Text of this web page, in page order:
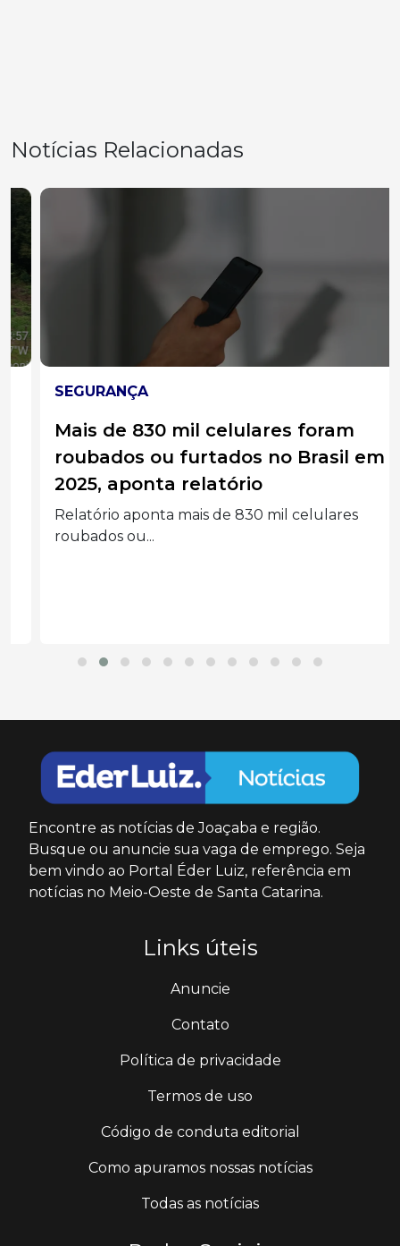
Notícias Relacionadas
SEGURANÇA
Mais de 830 mil celulares foram
roubados ou furtados no Brasil em
2025, aponta relatório
Relatório aponta mais de 830 mil celulares
roubados ou...
Encontre as notícias de Joaçaba e região.
Busque ou anuncie sua vaga de emprego. Seja
bem vindo ao Portal Éder Luiz, referência em
notícias no Meio-Oeste de Santa Catarina.
Links úteis
Anuncie
Contato
Política de privacidade
Termos de uso
Código de conduta editorial
Como apuramos nossas notícias
Todas as notícias